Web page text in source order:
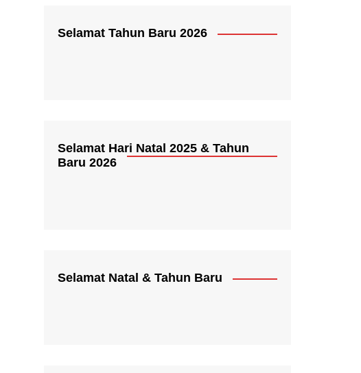
Selamat Tahun Baru 2026
Selamat Hari Natal 2025 & Tahun
Baru 2026
Selamat Natal & Tahun Baru